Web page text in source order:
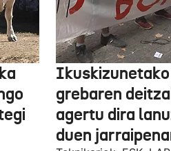
grebaren
agertu dira
duen